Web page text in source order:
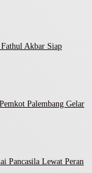
Akbar Siap
Palembang Gelar
Pancasila Lewat Peran